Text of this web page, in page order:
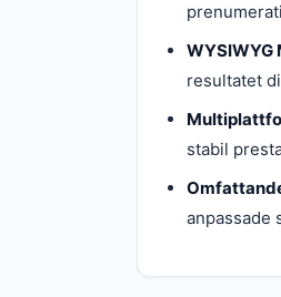
resultatet
stabil
anpassade